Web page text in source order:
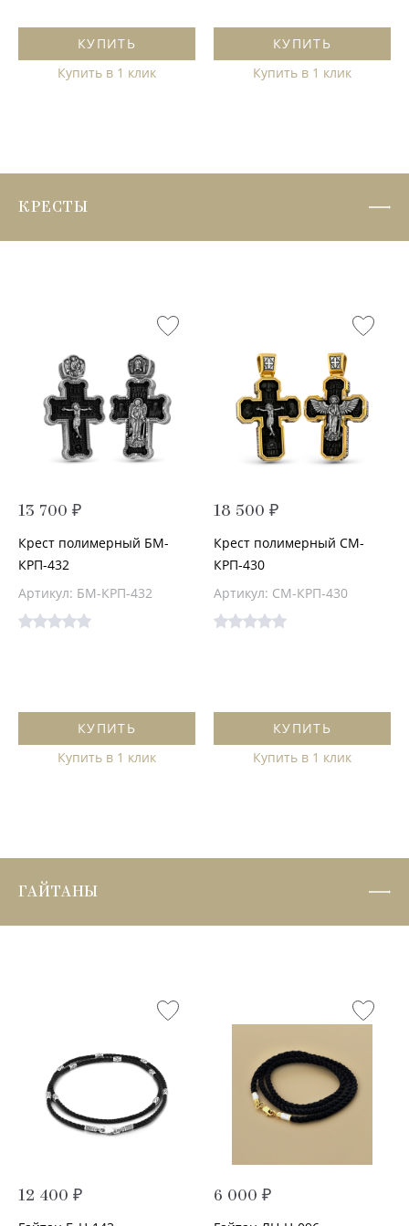
КУПИТЬ
Купить в 1 клик
КУПИТЬ
Купить в 1 клик
КРЕСТЫ
13 700 ₽
Крест полимерный БМ-
КРП-432
Артикул: БМ-КРП-432
КУПИТЬ
Купить в 1 клик
18 500 ₽
Крест полимерный СМ-
КРП-430
Артикул: СМ-КРП-430
КУПИТЬ
Купить в 1 клик
ГАЙТАНЫ
12 400 ₽ 6 000 ₽